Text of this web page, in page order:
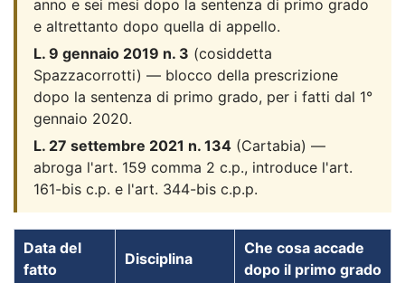
anno e sei mesi dopo la sentenza di primo grado
e altrettanto dopo quella di appello.
L. 9 gennaio 2019 n. 3 (cosiddetta
Spazzacorrotti) — blocco della prescrizione
dopo la sentenza di primo grado, per i fatti dal 1°
gennaio 2020.
L. 27 settembre 2021 n. 134 (Cartabia) —
abroga l'art. 159 comma 2 c.p., introduce l'art.
161-bis c.p. e l'art. 344-bis c.p.p.
Data del
fatto
Disciplina
Che cosa accade
dopo il primo grado